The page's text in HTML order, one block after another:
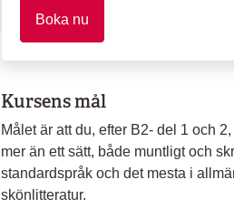
Boka nu
Kursens mål
Målet är att du, efter B2- del 1 och
mer än ett sätt, både muntligt och
standardspråk och det mesta i
skönlitteratur.